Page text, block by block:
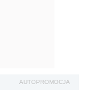
AUTOPROMOCJA